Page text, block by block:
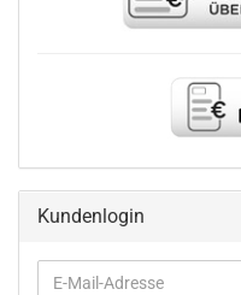
Kundenlogin
E-